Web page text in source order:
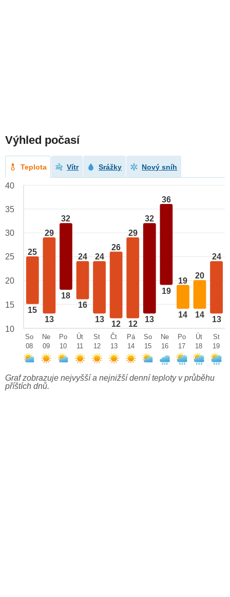
Výhled počasí
Teplota Vítr Srážky Nový sníh
25
15
29
13
32
18
24
16
24
13
26
12
29
12
32
13
36
19
19
14
20
14
24
13
40
35
30
25
20
15
10
So
08
Ne
09
Po
10
Út
11
St
12
Čt
13
Pá
14
So
15
Ne
16
Po
17
Út
18
St
19
Graf zobrazuje nejvyšší a nejnižší denní teploty v průběhu
příštích dnů.